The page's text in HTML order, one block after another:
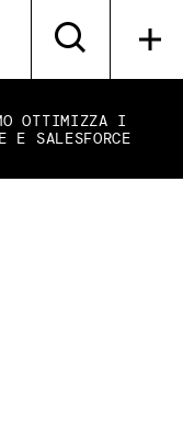
OTTIMIZZA I
E SALESFORCE